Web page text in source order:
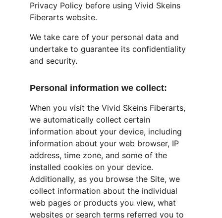
Privacy Policy before using Vivid Skeins
Fiberarts website.
We take care of your personal data and
undertake to guarantee its confidentiality
and security.
Personal information we collect:
When you visit the Vivid Skeins Fiberarts,
we automatically collect certain
information about your device, including
information about your web browser, IP
address, time zone, and some of the
installed cookies on your device.
Additionally, as you browse the Site, we
collect information about the individual
web pages or products you view, what
websites or search terms referred you to